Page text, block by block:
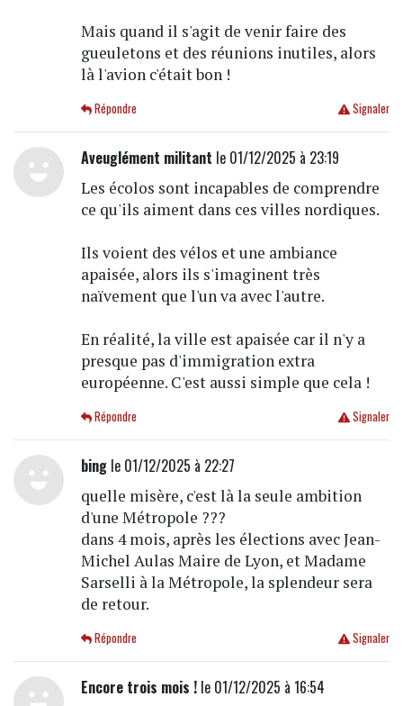
Mais quand il s'agit de venir faire des
gueuletons et des réunions inutiles, alors
là l'avion c'était bon !
Signaler
Répondre
Aveuglément militant le 01/12/2025 à 23:19
Les écolos sont incapables de comprendre
ce qu'ils aiment dans ces villes nordiques.
Ils voient des vélos et une ambiance
apaisée, alors ils s'imaginent très
naïvement que l'un va avec l'autre.
En réalité, la ville est apaisée car il n'y a
presque pas d'immigration extra
européenne. C'est aussi simple que cela !
Signaler
Répondre
bingle 01/12/2025 à 22:27
quelle misère, c'est là la seule ambition
d'une Métropole ???
dans 4 mois, après les élections avec Jean-
Michel Aulas Maire de Lyon, et Madame
Sarselli à la Métropole, la splendeur sera
de retour.
Signaler
Répondre
Encore trois mois !le 01/12/2025 à 16:54